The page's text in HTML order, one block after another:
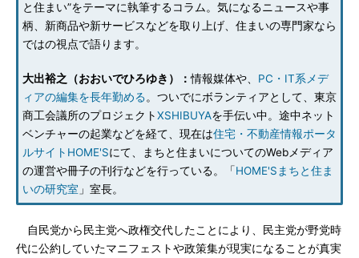
と住まい”をテーマに執筆するコラム。気になるニュースや事
柄、新商品や新サービスなどを取り上げ、住まいの専門家なら
ではの視点で語ります。
大出裕之（おおいでひろゆき）：情報媒体や、 PC・IT系メデ
ィアの編集を長年勤める。ついでにボランティアとして、東京
商工会議所のプロジェクトXSHIBUYAを手伝い中。途中ネット
ベンチャーの起業などを経て、現在は住宅・不動産情報ポータ
ルサイトHOME'Sにて、まちと住まいについてのWebメディア
の運営や冊子の刊行などを行っている。「HOME'Sまちと住ま
いの研究室 」室長。
自民党から民主党へ政権交代したことにより、民主党が野党時
代に公約していたマニフェストや政策集が現実になることが真実